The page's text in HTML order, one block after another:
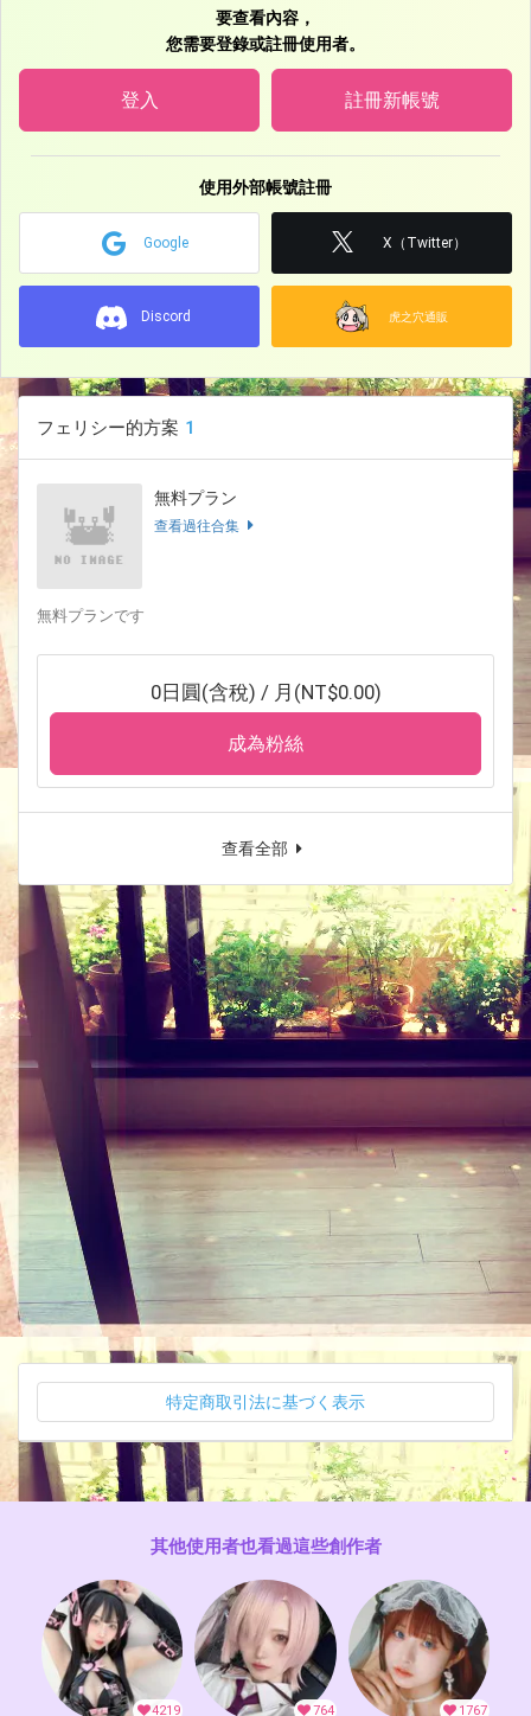
要查看內容，
您需要登錄或註冊使用者。
登入 註冊新帳號
使用外部帳號註冊
Google X（Twitter）
Discord 虎之穴通販
フェリシー的方案 1
無料プラン
查看過往合集
無料プランです
0日圓(含稅) / 月(NT$0.00)
成為粉絲
查看全部
特定商取引法に基づく表示
其他使用者也看過這些創作者
4219 764 1767